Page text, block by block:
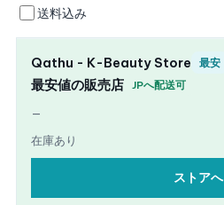
送料込み
Qathu - K-Beauty Store 最安
最安値の販売店 JPへ配送可
—
在庫あり
ストアへ